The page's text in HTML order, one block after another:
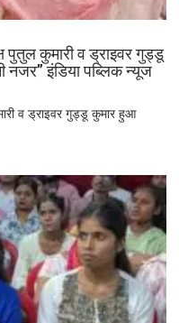
पुतुल कुमारी व ड्राइवर गुड्डू
नजर” इंडिया पब्लिक न्यूज
व ड्राइवर गुड्डू कुमार हुआ